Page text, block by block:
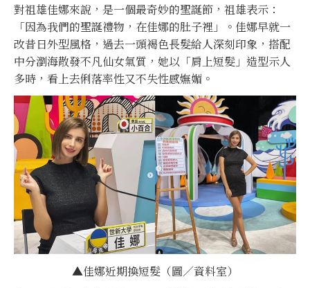
對祖雄佳娜來說，是一個最奇妙的聖誕節，祖雄表示：
「因為我們的聖誕禮物，在佳娜的肚子裡」。佳娜早就一
改昔日外型風格，過去一頭褐色長髮給人深刻印象，搭配
中分瀏海散發不凡仙女氣質，她以「肩上短髮」造型示人
多時，看上去俐落率性又不失性感嫵媚。
▲佳娜近期換短髮（圖／資料室）